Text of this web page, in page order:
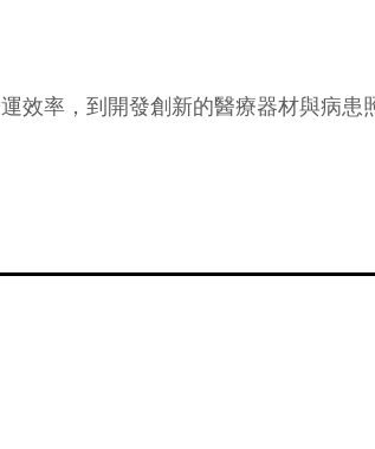
效率，到開發創新的醫療器材與病患